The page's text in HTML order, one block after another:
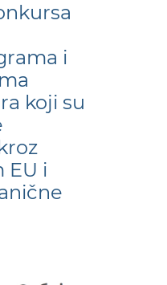
i
koji su
EU i